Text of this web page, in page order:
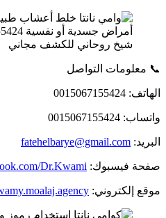
شيخ روحاني للكشف مجاني
📞 معلومات التواصل
الهاتف: 0015067155424
واتساب: 0015067155424
البريد: fatehelbarye@gmail.com
صفحة فيسبوك: Dr.Kwami/
موقع إلكتروني: